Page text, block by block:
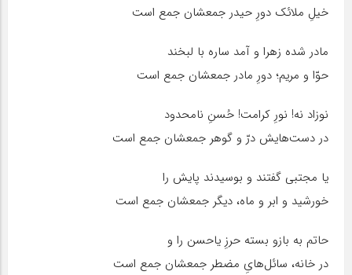
خیلِ ملائک دورِ حیدر جمعشان جمع است
مادر شده زهرا و آمد ساره با لبخند
حوّا و مریم؛ دورِ مادر جمعشان جمع است
نوزاد نه! نورِ کرامت! حُسنِ نامحدود
در دست‌هایش درّ و گوهر جمعشان جمع است
یا مجتبی گفتند و بوسیدند پایش را
خورشید و ابر و ماه، دیگر جمعشان جمع است
حاتم به بازو بسته حرزِ یاحسن را و
در خانه، سائل‌هایِ مضطر جمعشان جمع است